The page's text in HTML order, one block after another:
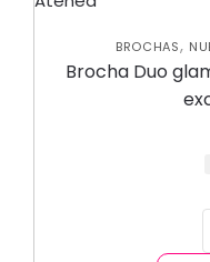
BROCHAS,
Brocha Duo